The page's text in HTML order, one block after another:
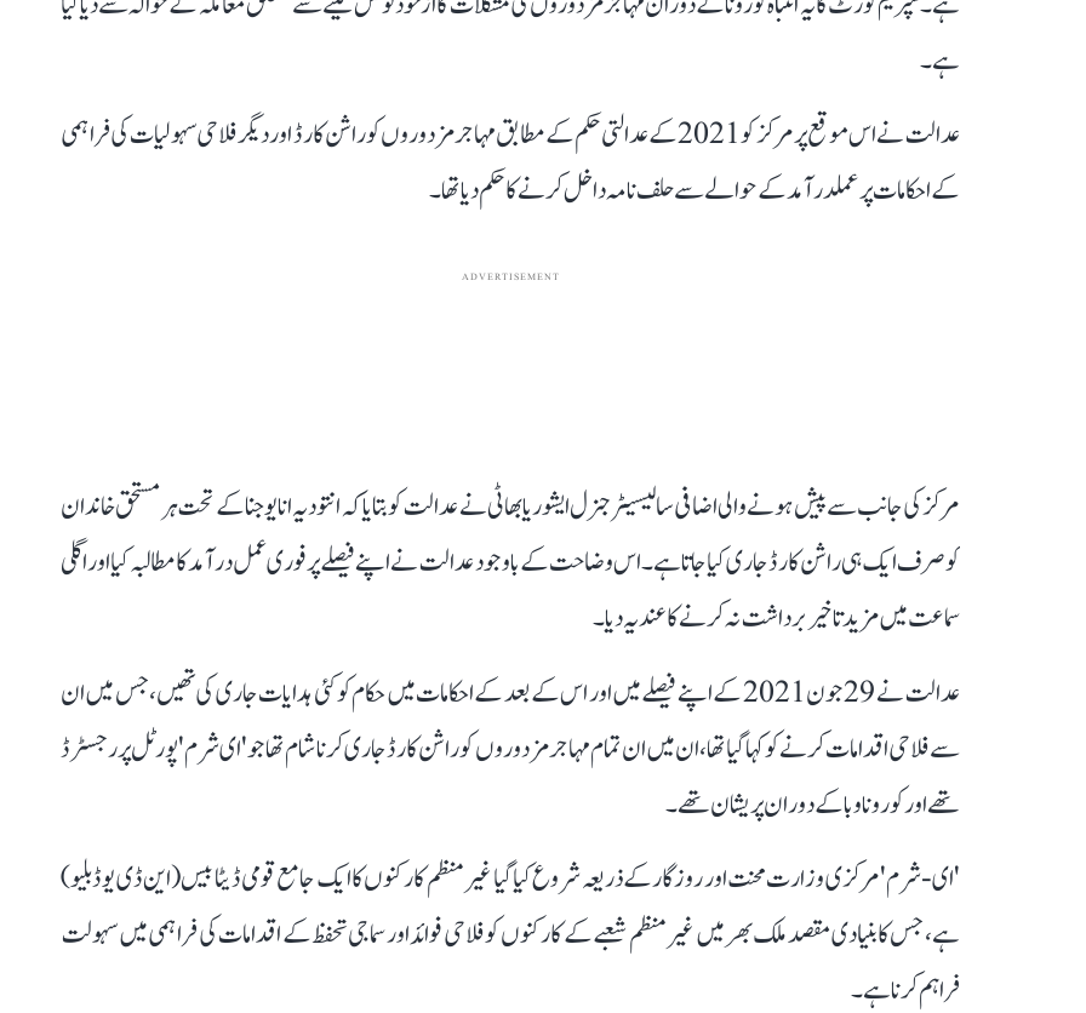
ہے۔
عدالت نے اس موقع پر مرکز کو 2021 کے عدالتی حکم کے مطابق مہاجر مزدوروں کو راشن کارڈ اور دیگر فلاحی سہولیات کی فراہمی
کے احکامات پر عملدرآمد کے حوالے سے حلف نامہ داخل کرنے کا حکم دیا تھا۔
ADVERTISEMENT
مرکز کی جانب سے پیش ہونے والی اضافی سالیسیٹر جنرل ایشوریا بھاٹی نے عدالت کو بتایا کہ انتودیہ انا یوجنا کے تحت ہر مستحق خاندان
کو صرف ایک ہی راشن کارڈ جاری کیا جاتا ہے۔ اس وضاحت کے باوجود عدالت نے اپنے فیصلے پر فوری عمل درآمد کا مطالبہ کیا اور اگلی
سماعت میں مزید تاخیر برداشت نہ کرنے کا عندیہ دیا۔
عدالت نے 29 جون 2021 کے اپنے فیصلے میں اور اس کے بعد کے احکامات میں حکام کو کئی ہدایات جاری کی تھیں، جس میں ان
سے فلاحی اقدامات کرنے کو کہا گیا تھا، ان میں ان تمام مہاجر مزدوروں کو راشن کارڈ جاری کرنا شام تھا جو 'ای شرم' پورٹل پر رجسٹرڈ
تھے اور کورونا وبا کے دوران پریشان تھے۔
'ای-شرم' مرکزی وزارت محنت اور روزگار کے ذریعہ شروع کیا گیا غیر منظم کارکنوں کا ایک جامع قومی ڈیٹا بیس (این ڈی یو ڈبلیو)
ہے، جس کا بنیادی مقصد ملک بھر میں غیر منظم شعبے کے کارکنوں کو فلاحی فوائد اور سماجی تحفظ کے اقدامات کی فراہمی میں سہولت
فراہم کرنا ہے۔